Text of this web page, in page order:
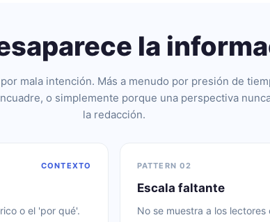
la
mala intención. Más a menudo por presión de
o simplemente porque una perspectiva
la redacción.
CONTEXTO
o el 'por qué'.
PATTERN 02
Escala faltante
No se muestra a los